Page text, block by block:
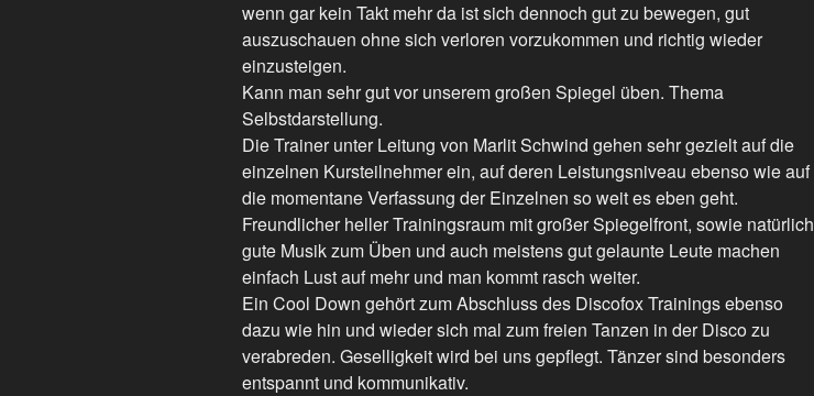
wenn gar kein Takt mehr da ist sich dennoch gut zu bewegen, gut
auszuschauen ohne sich verloren vorzukommen und richtig wieder
einzusteigen.
Kann man sehr gut vor unserem großen Spiegel üben. Thema
Selbstdarstellung.
Die Trainer unter Leitung von Marlit Schwind gehen sehr gezielt auf die
einzelnen Kursteilnehmer ein, auf deren Leistungsniveau ebenso wie auf
die momentane Verfassung der Einzelnen so weit es eben geht.
Freundlicher heller Trainingsraum mit großer Spiegelfront, sowie natürlich
gute Musik zum Üben und auch meistens gut gelaunte Leute machen
einfach Lust auf mehr und man kommt rasch weiter.
Ein Cool Down gehört zum Abschluss des Discofox Trainings ebenso
dazu wie hin und wieder sich mal zum freien Tanzen in der Disco zu
verabreden. Geselligkeit wird bei uns gepflegt. Tänzer sind besonders
entspannt und kommunikativ.